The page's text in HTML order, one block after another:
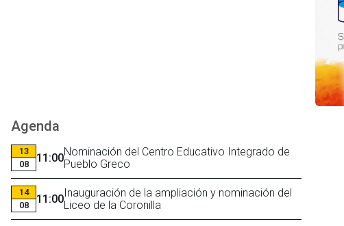
Agenda
13
08
11:00Nominación del Centro Educativo Integrado de
Pueblo Greco
14
08
11:00Inauguración de la ampliación y nominación del
Liceo de la Coronilla